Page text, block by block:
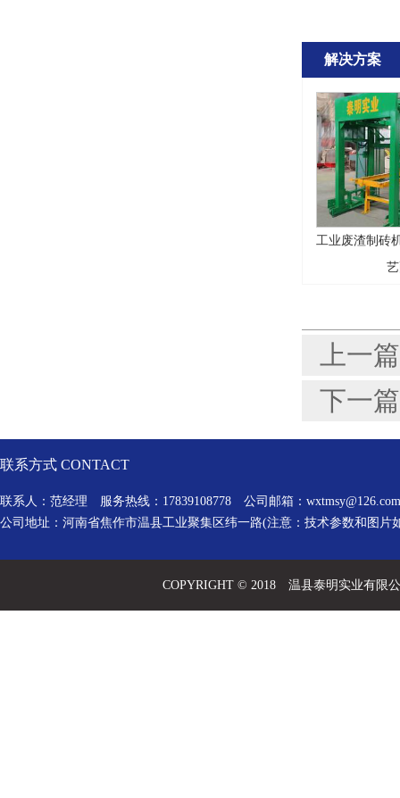
解决方案
工业废渣制砖
上一
下一
联系方式 CONTACT
联系人：范经理 服务热线：17839108778 公司邮箱： wxtmsy@126.com
公司地址：河南省焦作市温县工业聚集区纬一路(注意：技术参数和图片
COPYRIGHT © 2018 温县泰明实业有限